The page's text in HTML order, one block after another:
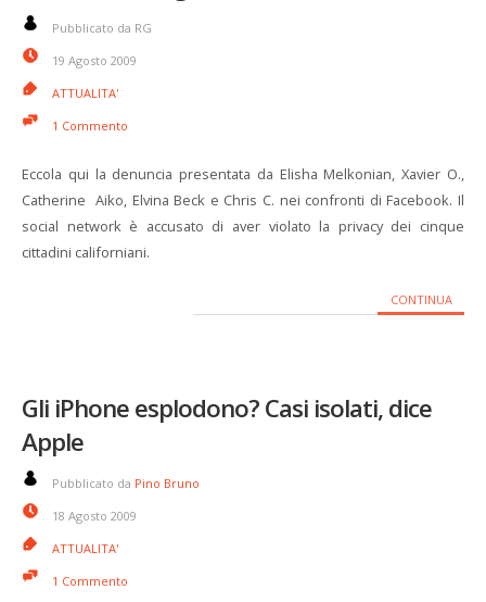
Pubblicato da RG
19 Agosto 2009
ATTUALITA'
1 Commento
Eccola qui la denuncia presentata da Elisha Melkonian, Xavier O.,
Catherine Aiko, Elvina Beck e Chris C. nei confronti di Facebook. Il
social network è accusato di aver violato la privacy dei cinque
cittadini californiani.
CONTINUA
Gli iPhone esplodono? Casi isolati, dice
Apple
Pubblicato da Pino Bruno
18 Agosto 2009
ATTUALITA'
1 Commento